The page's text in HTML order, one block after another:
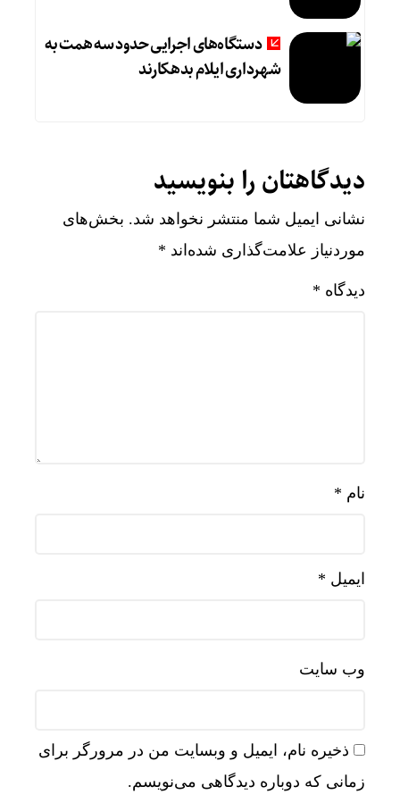
دستگاه‌های اجرایی حدود سه همت به
شهرداری ایلام بدهکارند
دیدگاهتان را بنویسید
نشانی ایمیل شما منتشر نخواهد شد. بخش‌های
موردنیاز علامت‌گذاری شده‌اند *
دیدگاه *
نام *
ایمیل *
وب‌ سایت
ذخیره نام، ایمیل و وبسایت من در مرورگر برای
زمانی که دوباره دیدگاهی می‌نویسم.